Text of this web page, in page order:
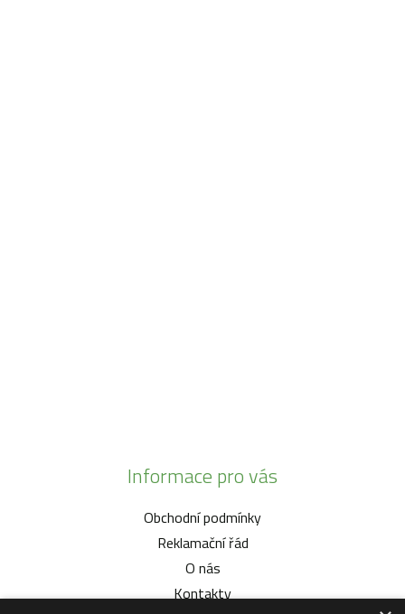
Informace pro vás
Obchodní podmínky
Reklamační řád
O nás
Kontakty